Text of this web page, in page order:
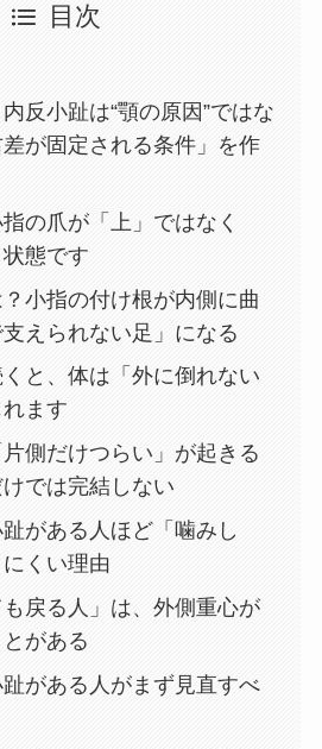
目次
反小趾は“顎の原因”ではな
が固定される条件」を作
の爪が「上」ではなく
状態です
小指の付け根が内側に曲
えられない足」になる
と、体は「外に倒れない
ます
側だけつらい」が起きる
では完結しない
がある人ほど「噛みし
くい理由
も戻る人」は、外側重心が
がある
がある人がまず見直すべ